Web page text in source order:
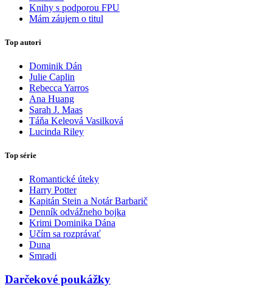
Knihy s podporou FPU
Mám záujem o titul
Top autori
Dominik Dán
Julie Caplin
Rebecca Yarros
Ana Huang
Sarah J. Maas
Táňa Keleová Vasilková
Lucinda Riley
Top série
Romantické úteky
Harry Potter
Kapitán Stein a Notár Barbarič
Denník odvážneho bojka
Krimi Dominika Dána
Učím sa rozprávať
Duna
Smradi
Darčekové poukážky